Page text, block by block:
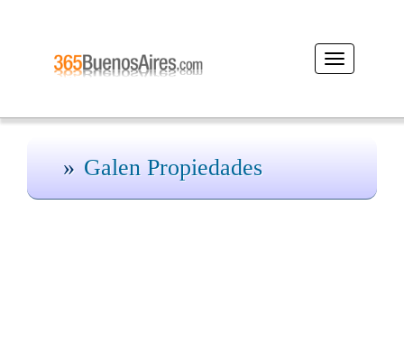
Desplegar
navegación
Galen Propiedades